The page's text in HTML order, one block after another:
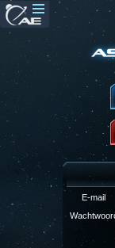
E-mail